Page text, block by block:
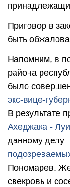
Приговор в
быть
Напомним, в
района
было
экс-вице-
В результате
Ахеджака -
данному делу
Пономарев.
свекровь и